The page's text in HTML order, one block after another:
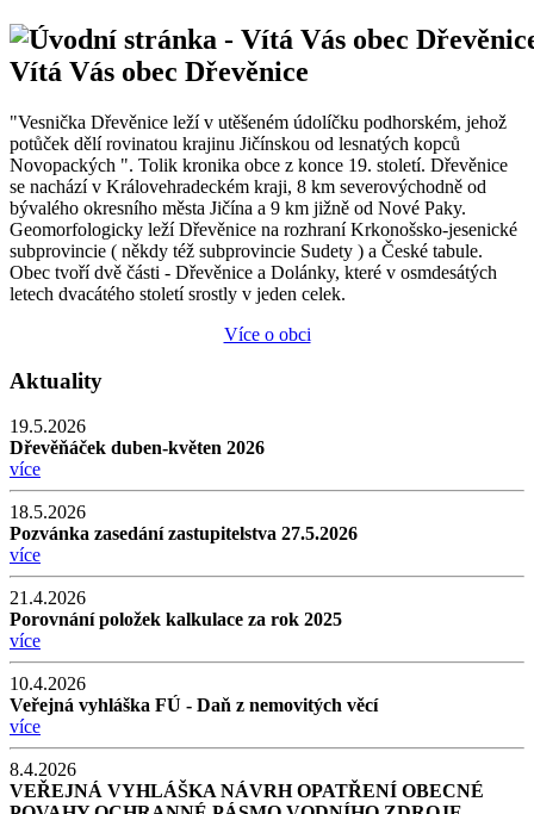
Vítá Vás obec Dřevěnice
"Vesnička Dřevěnice leží v utěšeném údolíčku podhorském, jehož
potůček dělí rovinatou krajinu Jičínskou od lesnatých kopců
Novopackých ". Tolik kronika obce z konce 19. století. Dřevěnice
se nachází v Královehradeckém kraji, 8 km severovýchodně od
bývalého okresního města Jičína a 9 km jižně od Nové Paky.
Geomorfologicky leží Dřevěnice na rozhraní Krkonošsko-jesenické
subprovincie ( někdy též subprovincie Sudety ) a České tabule.
Obec tvoří dvě části - Dřevěnice a Dolánky, které v osmdesátých
letech dvacátého století srostly v jeden celek.
Více o obci
Aktuality
19.5.2026
Dřevěňáček duben-květen 2026
více
18.5.2026
Pozvánka zasedání zastupitelstva 27.5.2026
více
21.4.2026
Porovnání položek kalkulace za rok 2025
více
10.4.2026
Veřejná vyhláška FÚ - Daň z nemovitých věcí
více
8.4.2026
VEŘEJNÁ VYHLÁŠKA NÁVRH OPATŘENÍ OBECNÉ